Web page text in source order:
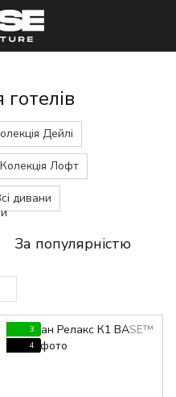
Дейлі
Колекція Лофт
дивани
За популярністю
3
4